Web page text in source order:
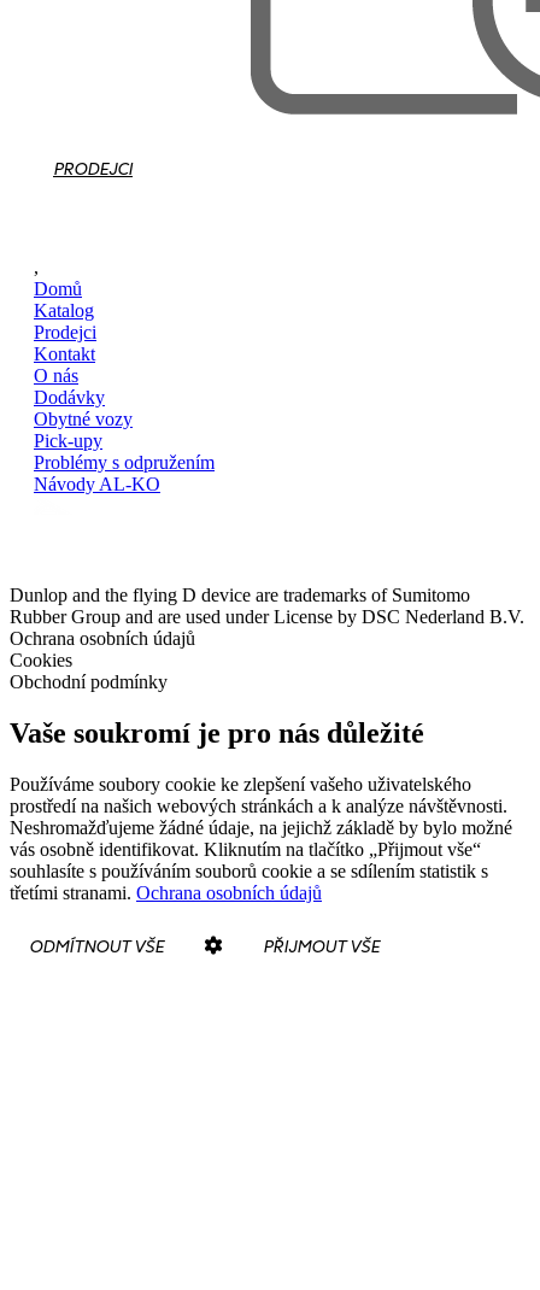
PRODEJCI
,
Domů
Katalog
Prodejci
Kontakt
O nás
Dodávky
Obytné vozy
Pick-upy
Problémy s odpružením
Návody AL-KO
Dunlop and the flying D device are trademarks of Sumitomo
Rubber Group and are used under License by DSC Nederland B.V.
Ochrana osobních údajů
Cookies
Obchodní podmínky
Vaše soukromí je pro nás důležité
Používáme soubory cookie ke zlepšení vašeho uživatelského
prostředí na našich webových stránkách a k analýze návštěvnosti.
Neshromažďujeme žádné údaje, na jejichž základě by bylo možné
vás osobně identifikovat. Kliknutím na tlačítko „Přijmout vše“
souhlasíte s používáním souborů cookie a se sdílením statistik s
třetími stranami. Ochrana osobních údajů
ODMÍTNOUT VŠE PŘIJMOUT VŠE